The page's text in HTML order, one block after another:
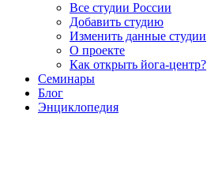
Все студии России
Добавить студию
Изменить данные студии
О проекте
Как открыть йога-центр?
Семинары
Блог
Энциклопедия